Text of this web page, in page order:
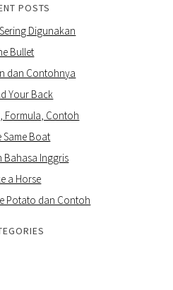
POSTS
Digunakan
Bullet
dan Contohnya
Your Back
Formula, Contoh
Same Boat
Bahasa Inggris
a Horse
Potato dan Contoh